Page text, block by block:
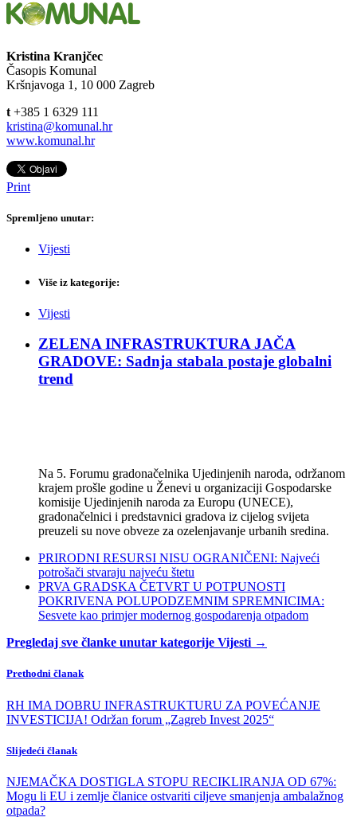
Kristina Kranjčec
Časopis Komunal
Kršnjavoga 1, 10 000 Zagreb
t +385 1 6329 111
kristina@komunal.hr
www.komunal.hr
Print
Spremljeno unutar:
Vijesti
Više iz kategorije:
Vijesti
ZELENA INFRASTRUKTURA JAČA
GRADOVE: Sadnja stabala postaje globalni
trend
Na 5. Forumu gradonačelnika Ujedinjenih naroda, održanom
krajem prošle godine u Ženevi u organizaciji Gospodarske
komisije Ujedinjenih naroda za Europu (UNECE),
gradonačelnici i predstavnici gradova iz cijelog svijeta
preuzeli su nove obveze za ozelenjavanje urbanih sredina.
PRIRODNI RESURSI NISU OGRANIČENI: Najveći
potrošači stvaraju najveću štetu
PRVA GRADSKA ČETVRT U POTPUNOSTI
POKRIVENA POLUPODZEMNIM SPREMNICIMA:
Sesvete kao primjer modernog gospodarenja otpadom
Pregledaj sve članke unutar kategorije Vijesti →
Prethodni članak
RH IMA DOBRU INFRASTRUKTURU ZA POVEĆANJE
INVESTICIJA! Održan forum „Zagreb Invest 2025“
Slijedeći članak
NJEMAČKA DOSTIGLA STOPU RECIKLIRANJA OD 67%:
Mogu li EU i zemlje članice ostvariti ciljeve smanjenja ambalažnog
otpada?